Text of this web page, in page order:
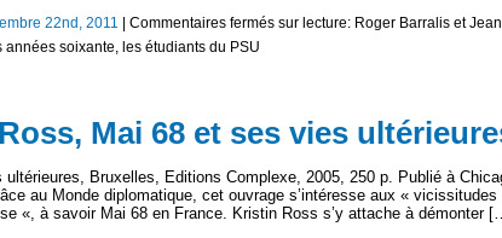
22nd, 2011 Commentaires fermés sur lecture: Roger Barralis et
soixante, les étudiants du PSU
Mai 68 et ses vies
Bruxelles, Editions Complexe, 2005, 250 p. Publié à
au Monde diplomatique, cet ouvrage s’intéresse aux « vicissitudes
«, à savoir Mai 68 en France. Kristin Ross s’y attache à démonter